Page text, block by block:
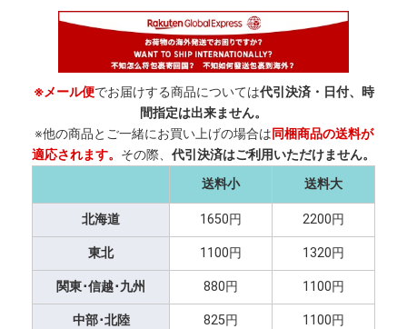
※メール便でお届けする商品については代引決済・日付、時
間指定は出来ません。
※他の商品とご一緒にお買い上げの場合は同梱商品の送料が
適応されます。 その際、 代引決済はご利用いただけません。
送料小
送料大
北海道 1650円 2200円
東北 1100円 1320円
関東･信越･九州 880円 1100円
中部･北陸 825円 1100円